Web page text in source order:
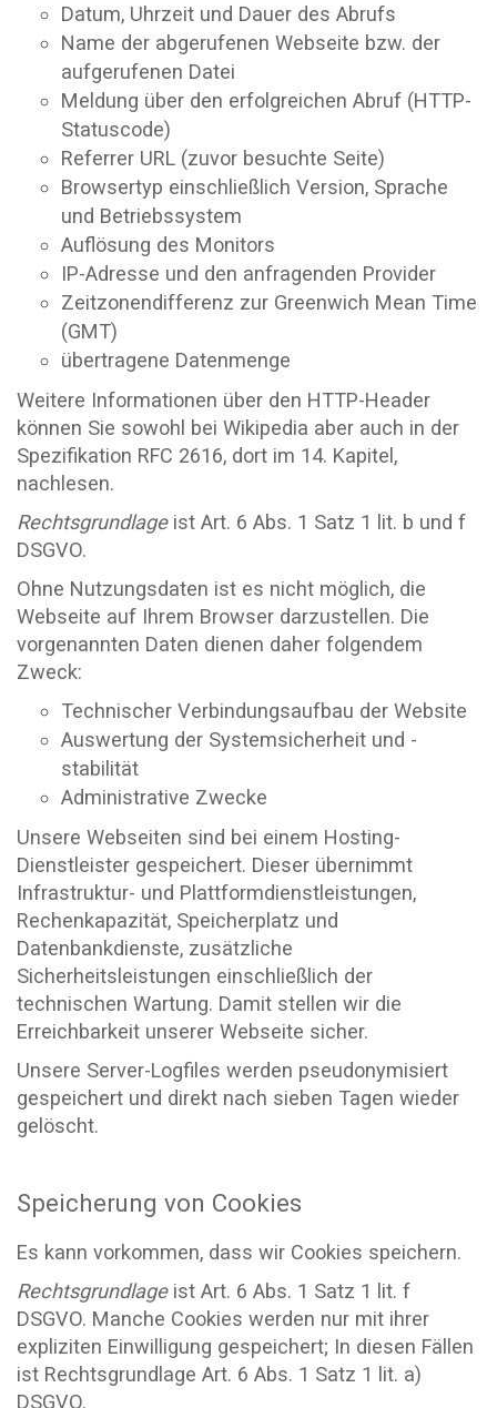
Datum, Uhrzeit und Dauer des Abrufs
Name der abgerufenen Webseite bzw. der
aufgerufenen Datei
Meldung über den erfolgreichen Abruf (HTTP-
Statuscode)
Referrer URL (zuvor besuchte Seite)
Browsertyp einschließlich Version, Sprache
und Betriebssystem
Auflösung des Monitors
IP-Adresse und den anfragenden Provider
Zeitzonendifferenz zur Greenwich Mean Time
(GMT)
übertragene Datenmenge
Weitere Informationen über den HTTP-Header
können Sie sowohl bei Wikipedia aber auch in der
Spezifikation RFC 2616, dort im 14. Kapitel,
nachlesen.
Rechtsgrundlageist Art. 6 Abs. 1 Satz 1 lit. b und f
DSGVO.
Ohne Nutzungsdaten ist es nicht möglich, die
Webseite auf Ihrem Browser darzustellen. Die
vorgenannten Daten dienen daher folgendem
Zweck:
Technischer Verbindungsaufbau der Website
Auswertung der Systemsicherheit und -
stabilität
Administrative Zwecke
Unsere Webseiten sind bei einem Hosting-
Dienstleister gespeichert. Dieser übernimmt
Infrastruktur- und Plattformdienstleistungen,
Rechenkapazität, Speicherplatz und
Datenbankdienste, zusätzliche
Sicherheitsleistungen einschließlich der
technischen Wartung. Damit stellen wir die
Erreichbarkeit unserer Webseite sicher.
Unsere Server-Logfiles werden pseudonymisiert
gespeichert und direkt nach sieben Tagen wieder
gelöscht.
Speicherung von Cookies
Es kann vorkommen, dass wir Cookies speichern.
Rechtsgrundlageist Art. 6 Abs. 1 Satz 1 lit. f
DSGVO. Manche Cookies werden nur mit ihrer
expliziten Einwilligung gespeichert; In diesen Fällen
ist Rechtsgrundlage Art. 6 Abs. 1 Satz 1 lit. a)
DSGVO.